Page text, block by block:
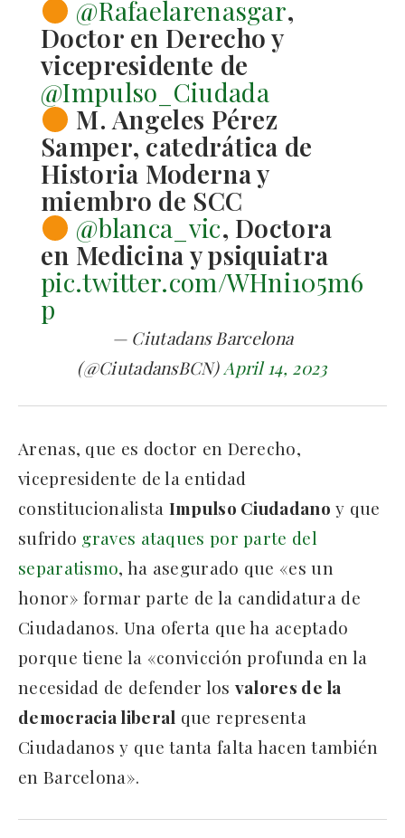
@Rafaelarenasgar,
Doctor en Derecho y
vicepresidente de
@Impulso_Ciudada
M. Angeles Pérez
Samper, catedrática de
Historia Moderna y
miembro de SCC
@blanca_vic, Doctora
en Medicina y psiquiatra
pic.twitter.com/WHni105m6
p
— Ciutadans Barcelona
(@CiutadansBCN)April 14, 2023
Arenas, que es doctor en Derecho,
vicepresidente de la entidad
constitucionalista Impulso Ciudadano y que
sufrido graves ataques por parte del
separatismo, ha asegurado que «es un
honor» formar parte de la candidatura de
Ciudadanos. Una oferta que ha aceptado
porque tiene la «convicción profunda en la
necesidad de defender los valores de la
democracia liberal que representa
Ciudadanos y que tanta falta hacen también
en Barcelona».